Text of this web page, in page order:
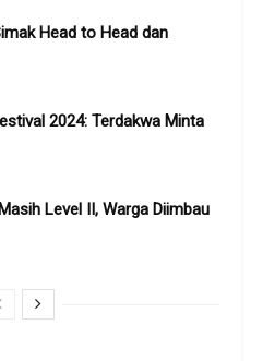
Head to Head dan
2024: Terdakwa Minta
Level II, Warga Diimbau